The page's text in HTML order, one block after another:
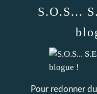
S.O.S...
Pour redonner